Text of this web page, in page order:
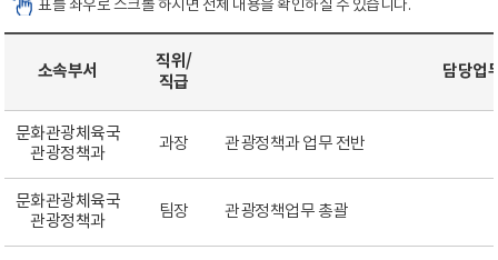
표를 좌우로 스크롤 하시면 전체 내용을 확인하실 수 있습니다.
소속부서
직위/
직급
담당업
문화관광체육국
관광정책과
과장 관광정책과 업무 전반
문화관광체육국
관광정책과
팀장 관광정책업무 총괄